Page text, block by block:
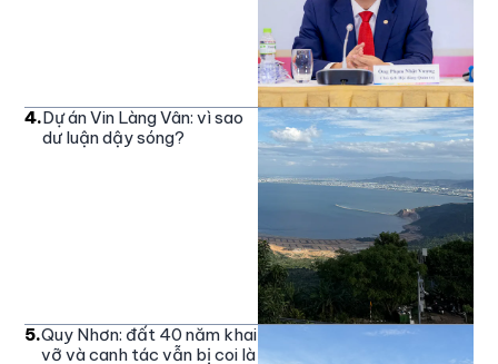
4.Dự án Vin Làng Vân: vì sao
dư luận dậy sóng?
5.Quy Nhơn: đất 40 năm khai
vỡ và canh tác vẫn bị coi là